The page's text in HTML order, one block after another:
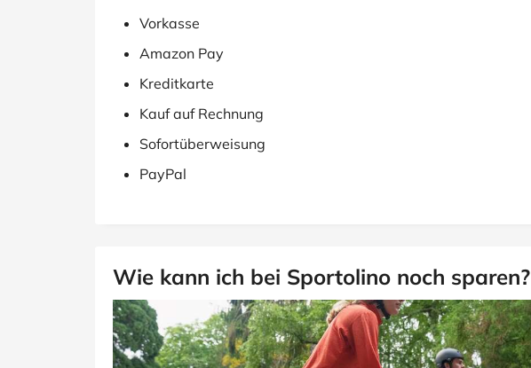
Vorkasse
Amazon Pay
Kreditkarte
Kauf auf Rechnung
Sofortüberweisung
PayPal
Wie kann ich bei Sportolino noch sparen?